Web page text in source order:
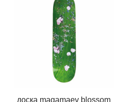
доска magamaev blossom